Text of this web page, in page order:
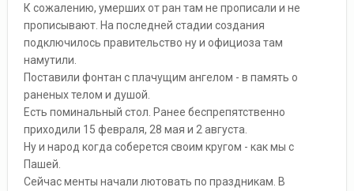
К сожалению, умерших от ран там не прописали и не
прописывают. На последней стадии создания
подключилось правительство ну и официоза там
намутили.
Поставили фонтан с плачущим ангелом - в память о
раненых телом и душой.
Есть поминальный стол. Ранее беспрепятственно
приходили 15 февраля, 28 мая и 2 августа.
Ну и народ когда соберется своим кругом - как мы с
Пашей.
Сейчас менты начали лютовать по праздникам. В